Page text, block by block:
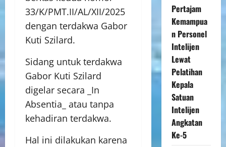
33/K/PMT.II/AL/XII/2025
dengan terdakwa Gabor
Kuti Szilard.
Sidang untuk terdakwa
Gabor Kuti Szilard
digelar secara _In
Absentia_ atau tanpa
kehadiran terdakwa.
Hal ini dilakukan karena
Pertajam
Kemampua
n Personel
Intelijen
Lewat
Pelatihan
Kepala
Satuan
Intelijen
Angkatan
Ke-5